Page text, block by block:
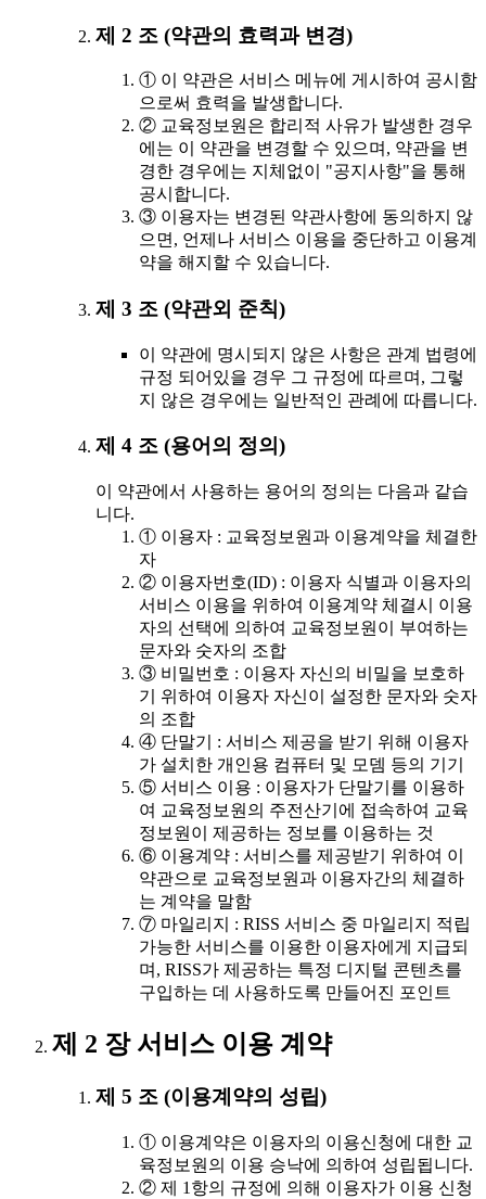
제 2 조 (약관의 효력과 변경)
① 이 약관은 서비스 메뉴에 게시하여 공시함
으로써 효력을 발생합니다.
② 교육정보원은 합리적 사유가 발생한 경우
에는 이 약관을 변경할 수 있으며, 약관을 변
경한 경우에는 지체없이 "공지사항"을 통해
공시합니다.
③ 이용자는 변경된 약관사항에 동의하지 않
으면, 언제나 서비스 이용을 중단하고 이용계
약을 해지할 수 있습니다.
제 3 조 (약관외 준칙)
이 약관에 명시되지 않은 사항은 관계 법령에
규정 되어있을 경우 그 규정에 따르며, 그렇
지 않은 경우에는 일반적인 관례에 따릅니다.
제 4 조 (용어의 정의)
이 약관에서 사용하는 용어의 정의는 다음과 같습
니다.
① 이용자 : 교육정보원과 이용계약을 체결한
자
② 이용자번호(ID) : 이용자 식별과 이용자의
서비스 이용을 위하여 이용계약 체결시 이용
자의 선택에 의하여 교육정보원이 부여하는
문자와 숫자의 조합
③ 비밀번호 : 이용자 자신의 비밀을 보호하
기 위하여 이용자 자신이 설정한 문자와 숫자
의 조합
④ 단말기 : 서비스 제공을 받기 위해 이용자
가 설치한 개인용 컴퓨터 및 모뎀 등의 기기
⑤ 서비스 이용 : 이용자가 단말기를 이용하
여 교육정보원의 주전산기에 접속하여 교육
정보원이 제공하는 정보를 이용하는 것
⑥ 이용계약 : 서비스를 제공받기 위하여 이
약관으로 교육정보원과 이용자간의 체결하
는 계약을 말함
⑦ 마일리지 : RISS 서비스 중 마일리지 적립
가능한 서비스를 이용한 이용자에게 지급되
며, RISS가 제공하는 특정 디지털 콘텐츠를
구입하는 데 사용하도록 만들어진 포인트
제 2 장 서비스 이용 계약
제 5 조 (이용계약의 성립)
① 이용계약은 이용자의 이용신청에 대한 교
육정보원의 이용 승낙에 의하여 성립됩니다.
② 제 1항의 규정에 의해 이용자가 이용 신청